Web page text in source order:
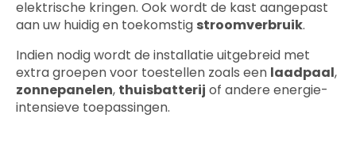
elektrische kringen. Ook wordt de kast aangepast
aan uw huidig en toekomstig stroomverbruik.
Indien nodig wordt de installatie uitgebreid met
extra groepen voor toestellen zoals een laadpaal,
zonnepanelen, thuisbatterij of andere energie-
intensieve toepassingen.